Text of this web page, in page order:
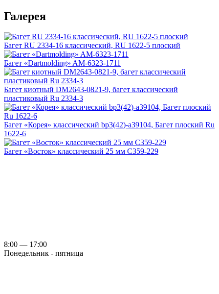
Галерея
Багет RU 2334-16 классический, RU 1622-5 плоский
Багет «Dartmolding» AM-6323-1711
Багет киотный DM2643-0821-9, багет классический
пластиковый Ru 2334-3
Багет «Корея» классический bp3(42)-a39104, Багет плоский Ru
1622-6
Багет «Восток» классический 25 мм C359-229
8:00 — 17:00
Понедельник - пятница